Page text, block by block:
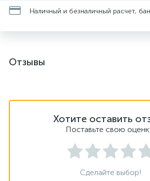
Наличный и безналичный расчет,
Отзывы
Хотите оставить
Поставьте свою
Сделайте выбор!